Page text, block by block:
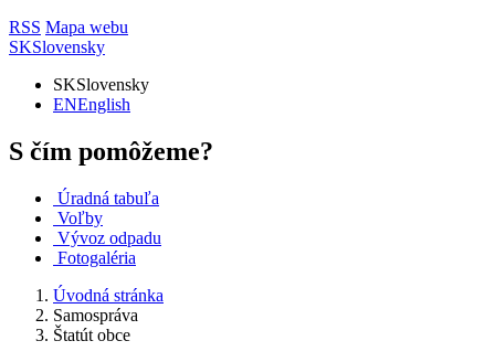
RSS Mapa webu
SKSlovensky
SKSlovensky
ENEnglish
S čím pomôžeme?
Úradná tabuľa
Voľby
Vývoz odpadu
Fotogaléria
Úvodná stránka
Samospráva
Štatút obce